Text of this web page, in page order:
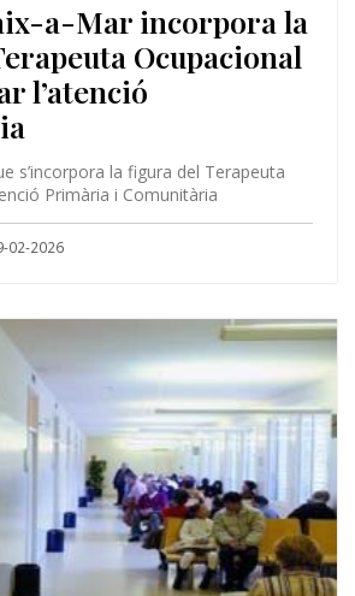
a-Mar incorpora la
Ocupacional
l’atenció
s’incorpora la figura del Terapeuta
Primària i Comunitària
02-2026